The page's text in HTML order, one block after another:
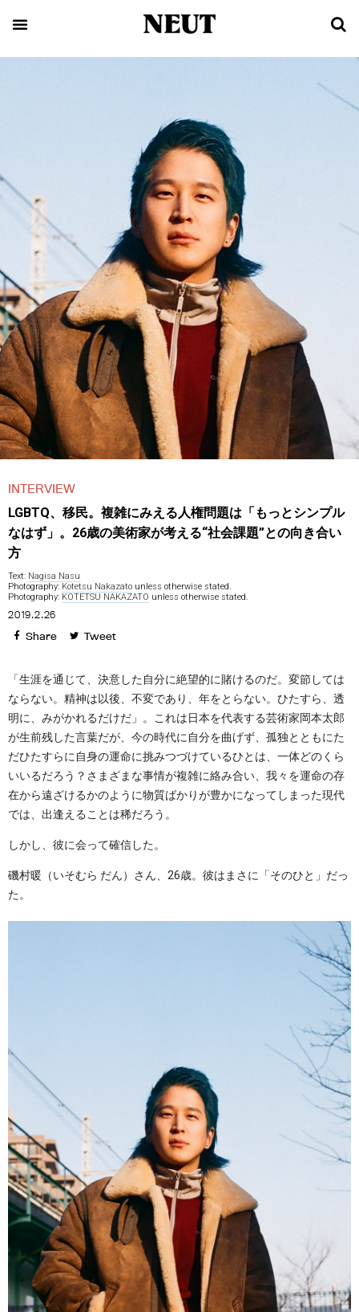
INTERVIEW
LGBTQ、移民。複雑にみえる人権問題は「もっとシンプル
なはず」。26歳の美術家が考える“社会課題”との向き合い
方
Text: Nagisa Nasu
Photography: Kotetsu Nakazato unless otherwise stated.
Photography: KOTETSU NAKAZATO unless otherwise stated.
2019.2.26
Share Tweet
「生涯を通じて、決意した自分に絶望的に賭けるのだ。変節しては
ならない。精神は以後、不変であり、年をとらない。ひたすら、透
明に、みがかれるだけだ」。これは日本を代表する芸術家岡本太郎
が生前残した言葉だが、今の時代に自分を曲げず、孤独とともにた
だひたすらに自身の運命に挑みつづけているひとは、一体どのくら
いいるだろう？さまざまな事情が複雑に絡み合い、我々を運命の存
在から遠ざけるかのように物質ばかりが豊かになってしまった現代
では、出逢えることは稀だろう。
しかし、彼に会って確信した。
磯村暖（いそむら だん）さん、26歳。彼はまさに「そのひと」だっ
た。